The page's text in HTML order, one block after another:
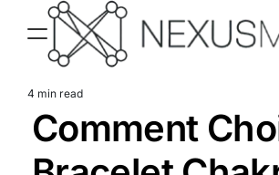
content
Estimated
read
time
4 min read
Comment